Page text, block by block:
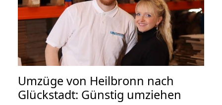
Umzüge von Heilbronn nach
Glückstadt: Günstig umziehen